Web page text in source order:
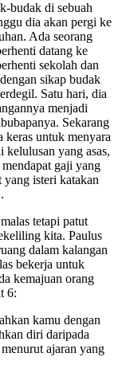
budak di sebuah
dia akan pergi ke
Ada seorang
datang ke
sekolah dan
sikap budak
Satu hari, dia
menjadi
Sekarang
keras untuk menyara
kelulusan yang asas,
gaji yang
isteri katakan
tetapi patut
kita. Paulus
dalam kalangan
bekerja untuk
kemajuan orang
6:
kamu dengan
diri daripada
ajaran yang